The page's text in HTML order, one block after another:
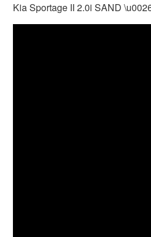
Kia Sportage II 2.0i SAND